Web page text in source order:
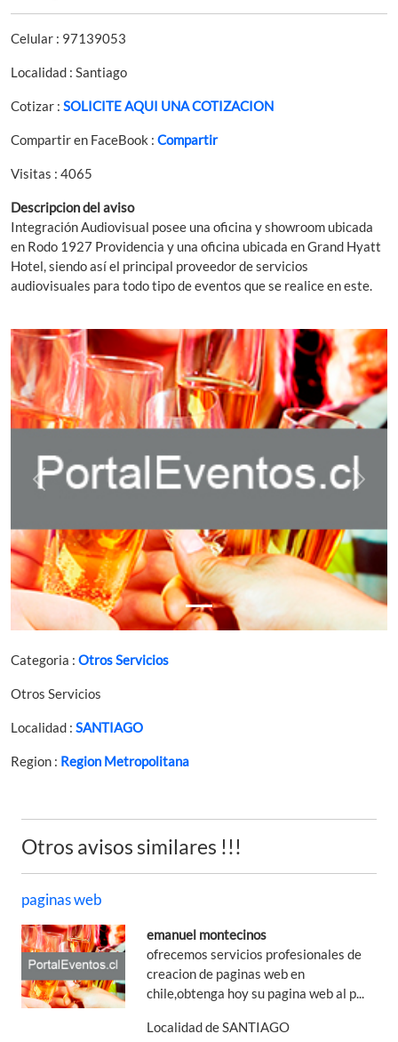
Celular : 97139053
Localidad : Santiago
Cotizar : SOLICITE AQUI UNA COTIZACION
Compartir en FaceBook : Compartir
Visitas : 4065
Descripcion del aviso
Integración Audiovisual posee una oficina y showroom ubicada
en Rodo 1927 Providencia y una oficina ubicada en Grand Hyatt
Hotel, siendo así el principal proveedor de servicios
audiovisuales para todo tipo de eventos que se realice en este.
Previous Next
Categoria : Otros Servicios
Otros Servicios
Localidad : SANTIAGO
Region : Region Metropolitana
Otros avisos similares !!!
paginas web
emanuel montecinos
ofrecemos servicios profesionales de
creacion de paginas web en
chile,obtenga hoy su pagina web al p...
Localidad de SANTIAGO